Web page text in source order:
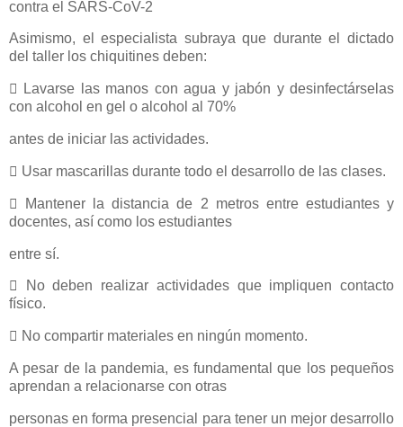
contra el SARS-CoV-2
Asimismo, el especialista subraya que durante el dictado
del taller los chiquitines deben:
 Lavarse las manos con agua y jabón y desinfectárselas
con alcohol en gel o alcohol al 70%
antes de iniciar las actividades.
 Usar mascarillas durante todo el desarrollo de las clases.
 Mantener la distancia de 2 metros entre estudiantes y
docentes, así como los estudiantes
entre sí.
 No deben realizar actividades que impliquen contacto
físico.
 No compartir materiales en ningún momento.
A pesar de la pandemia, es fundamental que los pequeños
aprendan a relacionarse con otras
personas en forma presencial para tener un mejor desarrollo